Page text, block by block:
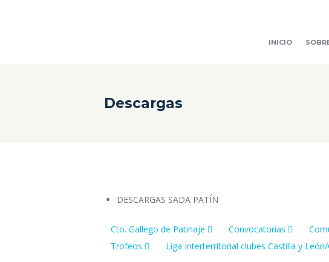
INICIO
Descargas
DESCARGAS SADA PATÍN
Cto. Gallego de Patinaje Convocatorias
Trofeos
Liga Interterritorial clubes Castilla y León/